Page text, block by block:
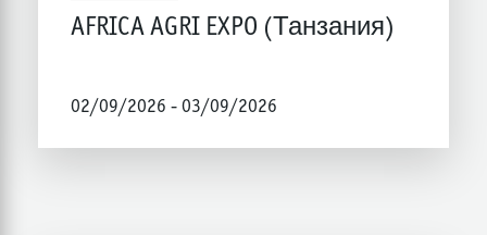
AFRICA AGRI EXPO (Танзания)
02/09/2026 - 03/09/2026